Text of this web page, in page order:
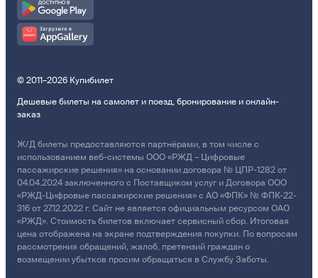
© 2011–2026 Купибилет
Дешевые билеты на самолет и поезд, бронирование и онлайн-
заказ
Ж/Д билеты предоставляются партнёрами, в том числе с
использованием веб-системы ООО «РЖД – Цифровые
пассажирские решения» на основании договора № ЦПР-1282 от
04.04.2024 заключенного с Поставщиком услуг и Договора ООО
«РЖД-Цифровые пассажирские решения» с АО «ФПК» № ФПК-22-
316 от 27.12.2022 г. Сайт не является официальным ресурсом ОАО
«РЖД». Стоимость билетов включает сервисный сбор. Итоговая
цена отображена на экране подтверждения покупки. По вопросам
рассмотрения обращений, жалоб, претензий граждан о
возмещении убытков просим обращаться в Службу Заботы.